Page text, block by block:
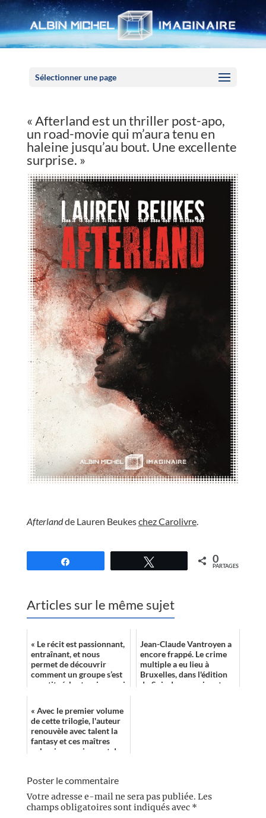
Sélectionner une page
« Afterland est un thriller post-apo,
un road-movie qui m’aura tenu en
haleine jusqu’au bout. Une excellente
surprise. »
Afterlandde Lauren Beukeschez Carolivre.
0
PARTAGES
Articles sur le même sujet
« Le récit est passionnant,
entraînant, et nous
permet de découvrir
comment un groupe s’est
constitué, les tensions qui
Jean-Claude Vantroyen a
encore frappé. Le crime
multiple a eu lieu à
Bruxelles, dans l'édition
du Soir des premier et
« Avec le premier volume
de cette trilogie, l'auteur
renouvèle avec talent la
fantasy et ces maîtres
enlumineurs risquent de
Poster le commentaire
Votre adresse e-mail ne sera pas publiée. Les
champs obligatoires sont indiqués avec *
Panneau de gestion des cookies